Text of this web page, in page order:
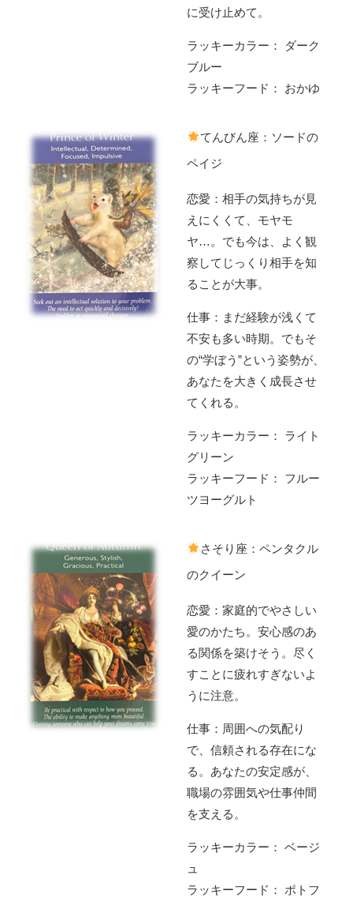
に受け止めて。
ラッキーカラー： ダーク
ブルー
ラッキーフード： おかゆ
てんびん座：ソードの
ペイジ
恋愛：相手の気持ちが見
えにくくて、モヤモ
ヤ…。でも今は、よく観
察してじっくり相手を知
ることが大事。
仕事：まだ経験が浅くて
不安も多い時期。でもそ
の“学ぼう”という姿勢が、
あなたを大きく成長させ
てくれる。
ラッキーカラー： ライト
グリーン
ラッキーフード： フルー
ツヨーグルト
さそり座：ペンタクル
のクイーン
恋愛：家庭的でやさしい
愛のかたち。安心感のあ
る関係を築けそう。尽く
すことに疲れすぎないよ
うに注意。
仕事：周囲への気配り
で、信頼される存在にな
る。あなたの安定感が、
職場の雰囲気や仕事仲間
を支える。
ラッキーカラー： ベージ
ュ
ラッキーフード： ポトフ